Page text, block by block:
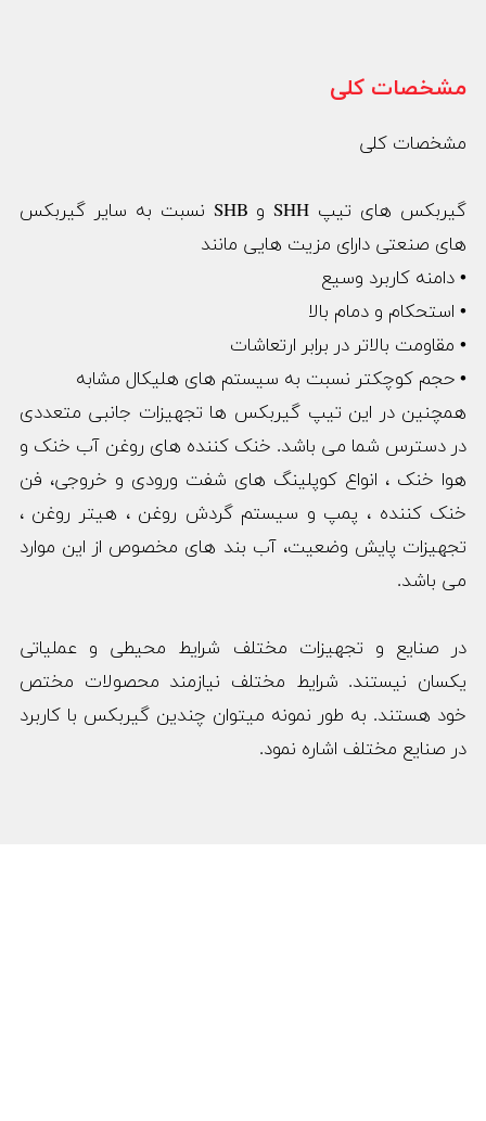
مشخصات کلی
مشخصات کلی
گیربکس های تیپ SHH و SHB نسبت به سایر گیربکس
های صنعتی دارای مزیت هایی مانند
• دامنه کاربرد وسیع
• استحکام و دمام بالا
• مقاومت بالاتر در برابر ارتعاشات
• حجم کوچکتر نسبت به سیستم های هلیکال مشابه
همچنین در این تیپ گیربکس ها تجهیزات جانبی متعددی
در دسترس شما می باشد. خنک کننده های روغن آب خنک و
هوا خنک ، انواع کوپلینگ های شفت ورودی و خروجی، فن
خنک کننده ، پمپ و سیستم گردش روغن ، هیتر روغن ،
تجهیزات پایش وضعیت، آب بند های مخصوص از این موارد
می باشد.
در صنایع و تجهیزات مختلف شرایط محیطی و عملیاتی
یکسان نیستند. شرایط مختلف نیازمند محصولات مختص
خود هستند. به طور نمونه میتوان چندین گیربکس با کاربرد
در صنایع مختلف اشاره نمود.